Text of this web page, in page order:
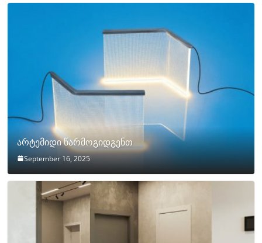
არტემიდი წარმოგიდგენთ
September 16, 2025